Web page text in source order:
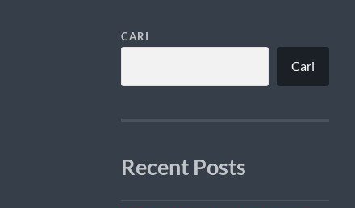
CARI
Cari
Recent Posts